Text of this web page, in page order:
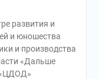
развития и
и юношества
и производства
«Дальше